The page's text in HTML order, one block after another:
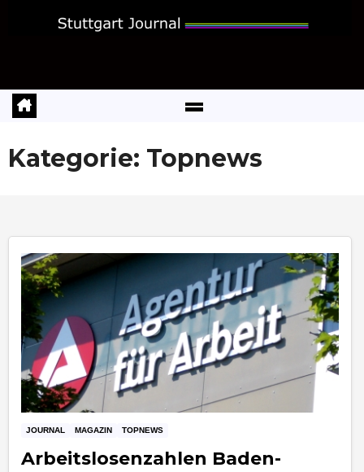
Kategorie: Topnews
JOURNAL MAGAZIN TOPNEWS
Arbeitslosenzahlen Baden-